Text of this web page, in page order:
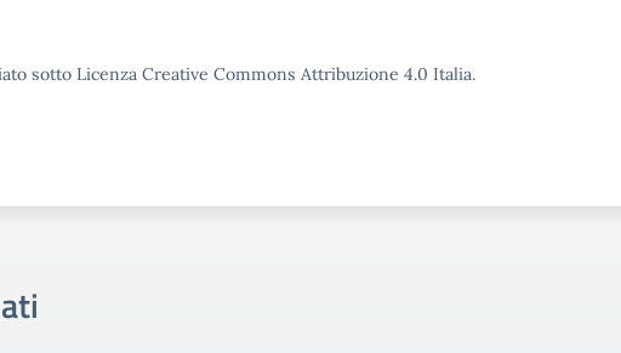
sotto Licenza Creative Commons Attribuzione 4.0 Italia.